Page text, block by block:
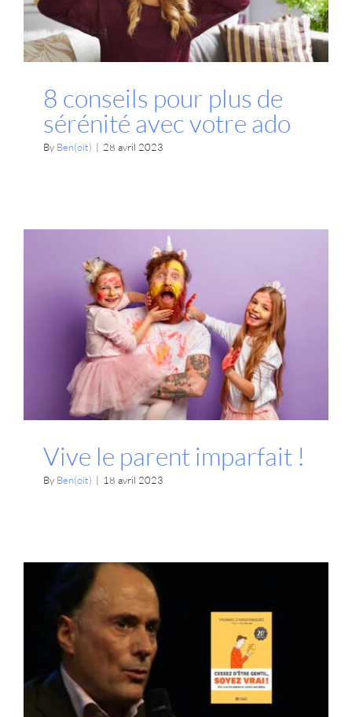
8 conseils pour plus de
sérénité avec votre ado
By Ben(oit) | 28 avril 2023
Vive le parent imparfait !
Parentalité
Vive le parent imparfait !
By Ben(oit) | 18 avril 2023
Rester soi-même avec les
autres
Développement personnel Livres Vidéos